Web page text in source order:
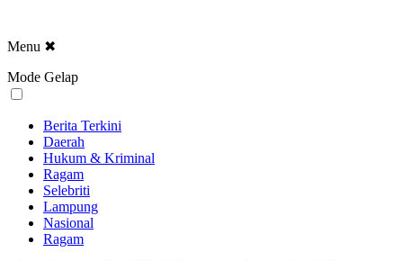
Menu ✖
Mode Gelap
Berita Terkini
Daerah
Hukum & Kriminal
Ragam
Selebriti
Lampung
Nasional
Ragam